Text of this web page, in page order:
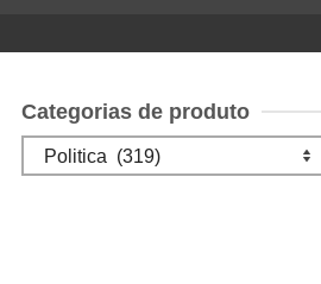
Categorias de produto